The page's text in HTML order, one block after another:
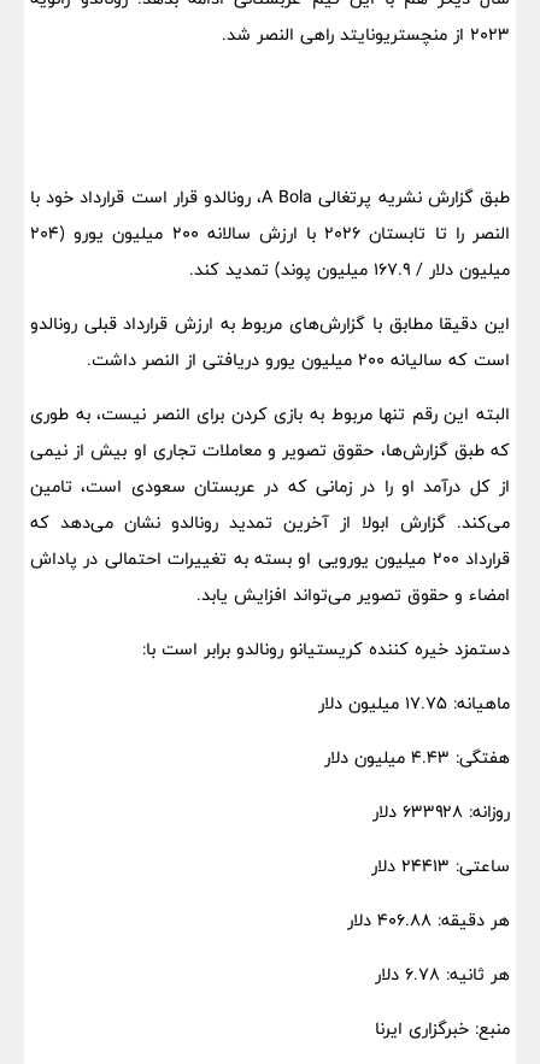
۲۰۲۳ از منچستریونایتد راهی النصر شد.
طبق گزارش نشریه پرتغالی A Bola، رونالدو قرار است قرارداد خود با
النصر را تا تابستان ۲۰۲۶ با ارزش سالانه ۲۰۰ میلیون یورو (۲۰۴
میلیون دلار / ۱۶۷.۹ میلیون پوند) تمدید کند.
این دقیقا مطابق با گزارش‌های مربوط به ارزش قرارداد قبلی رونالدو
است که سالیانه ۲۰۰ میلیون یورو دریافتی از النصر داشت.
البته این رقم تنها مربوط به بازی کردن برای النصر نیست، به طوری
که طبق گزارش‌ها، حقوق تصویر و معاملات تجاری او بیش از نیمی
از کل درآمد او را در زمانی که در عربستان سعودی است، تامین
می‌کند. گزارش ابولا از آخرین تمدید رونالدو نشان می‌دهد که
قرارداد ۲۰۰ میلیون یورویی او بسته به تغییرات احتمالی در پاداش
امضاء و حقوق تصویر می‌تواند افزایش یابد.
دستمزد خیره کننده کریستیانو رونالدو برابر است با:
ماهیانه: ۱۷.۷۵ میلیون دلار
هفتگی: ۴.۴۳ میلیون دلار
روزانه: ۶۳۳۹۲۸ دلار
ساعتی: ۲۴۴۱۳ دلار
هر دقیقه: ۴۰۶.۸۸ دلار
هر ثانیه: ۶.۷۸ دلار
منبع: خبرگزاری ایرنا